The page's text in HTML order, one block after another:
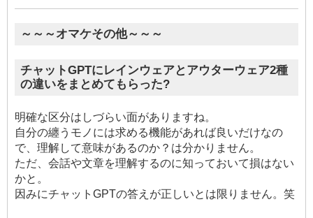
～～～オマケその他～～～
チャットGPTにレインウェアとアウターウェア2種
の違いをまとめてもらった?
明確な区分はしづらい面がありますね。
自分の纏うモノには求める機能があれば良いだけなの
で、理解して意味があるのか？は分かりません。
ただ、会話や文章を理解するのに知っておいて損はない
かと。
因みにチャットGPTの答えが正しいとは限りません。笑